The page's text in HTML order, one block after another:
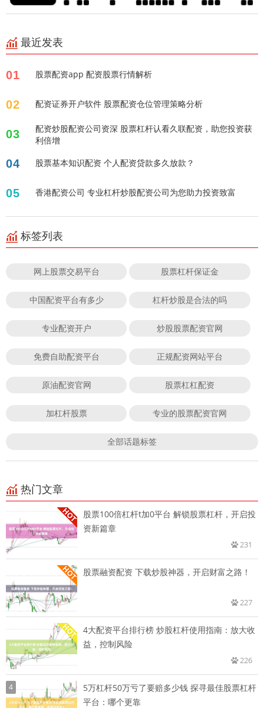
最近发表
01 股票配资app 配资股票行情解析
02 配资证券开户软件 股票配资仓位管理策略分析
03
配资炒股配资公司资深 股票杠杆认看久联配资，助您投资获
利倍增
04 股票基本知识配资 个人配资贷款多久放款？
05 香港配资公司 专业杠杆炒股配资公司为您助力投资致富
标签列表
网上股票交易平台 股票杠杆保证金
中国配资平台有多少 杠杆炒股是合法的吗
专业配资开户 炒股股票配资官网
免费自助配资平台 正规配资网站平台
原油配资官网 股票杠杠配资
加杠杆股票 专业的股票配资官网
全部话题标签
热门文章
股票100倍杠杆t加0平台 解锁股票杠杆，开启投
资新篇章
231
股票融资配资 下载炒股神器，开启财富之路！
227
4大配资平台排行榜 炒股杠杆使用指南：放大收
益，控制风险
226
4
5万杠杆50万亏了要赔多少钱 探寻最佳股票杠杆
平台：哪个更靠